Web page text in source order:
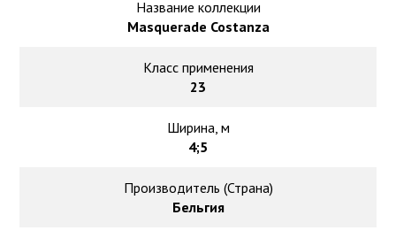
Название коллекции
Masquerade Costanza
Класс применения
23
Ширина, м
4;5
Производитель (Страна)
Бельгия